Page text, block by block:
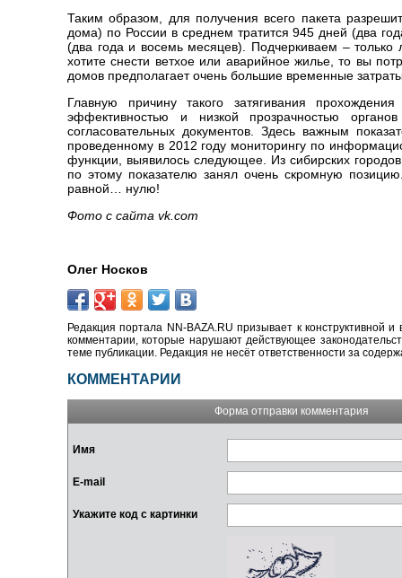
Таким образом, для получения всего пакета
дома) по России в среднем тратится 945 дней (два
(два года и восемь месяцев). Подчеркиваем –
хотите снести ветхое или аварийное жилье, то вы
домов предполагает очень большие временные
Главную причину такого затягивания
эффективностью и низкой прозрачностью
согласовательных документов. Здесь важным
проведенному в 2012 году мониторингу по
функции, выявилось следующее. Из сибирских
по этому показателю занял очень скромную
равной… нулю!
Фото с сайта vk.com
Олег Носков
Редакция портала NN-BAZA.RU призывает к конструктивной
комментарии, которые нарушают действующее
теме публикации. Редакция не несёт ответственности за
КОММЕНТАРИИ
Форма отправки комментария
Имя
E-mail
Укажите код с картинки